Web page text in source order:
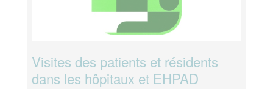
Visites des patients et résidents
dans les hôpitaux et EHPAD